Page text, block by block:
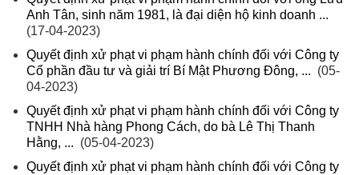
Anh Tân, sinh năm 1981, là đại diện hộ kinh doanh ...
(17-04-2023)
Quyết định xử phạt vi phạm hành chính đối với Công ty
Cổ phần đầu tư và giải trí Bí Mật Phương Đông, ... (05-
04-2023)
Quyết định xử phạt vi phạm hành chính đối với Công ty
TNHH Nhà hàng Phong Cách, do bà Lê Thị Thanh
Hằng, ... (05-04-2023)
Quyết định xử phạt vi phạm hành chính đối với Công ty